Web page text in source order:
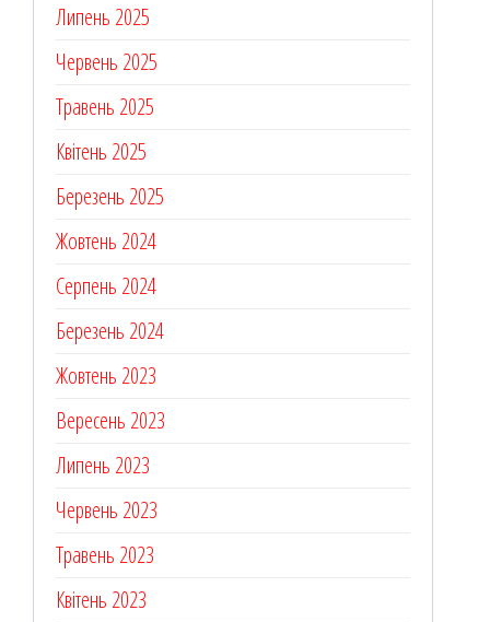
Липень 2025
Червень 2025
Травень 2025
Квітень 2025
Березень 2025
Жовтень 2024
Серпень 2024
Березень 2024
Жовтень 2023
Вересень 2023
Липень 2023
Червень 2023
Травень 2023
Квітень 2023